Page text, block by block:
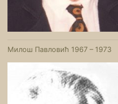
Милош Павловић 1967 – 1973